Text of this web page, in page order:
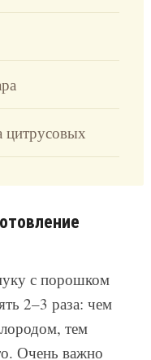
цитрусовых
с порошком
2–3 раза: чем
тем
Очень важно